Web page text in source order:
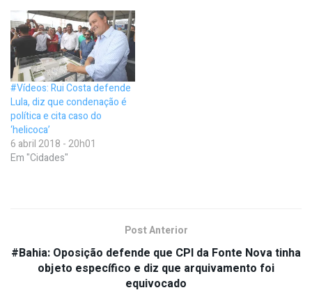
#Vídeos: Rui Costa defende
Lula, diz que condenação é
política e cita caso do
‘helicoca’
6 abril 2018 - 20h01
Em "Cidades"
Post Anterior
#Bahia: Oposição defende que CPI da Fonte Nova tinha
objeto específico e diz que arquivamento foi
equivocado